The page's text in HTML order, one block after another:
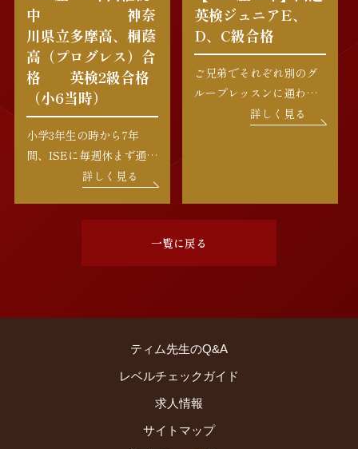
中 神奈
川県立多摩高、桐蔭
高（プログレス）合
格 英検2級合格
（小6当時）
小学3年生の時から7年
間、ISEに毎週休まず通い
続けられているH.K.様。
から「小学3 […]
詳しく見る
英検ジュニアE、
D、C級合格
ご兄弟でそれぞれ別のグ
ループレッスンに通われ
ているY.H.様。お母様の
ステップアップが […]
詳しく見る
一覧に戻る
ティム先生のQ&A
レベルチェックガイド
求人情報
サイトマップ